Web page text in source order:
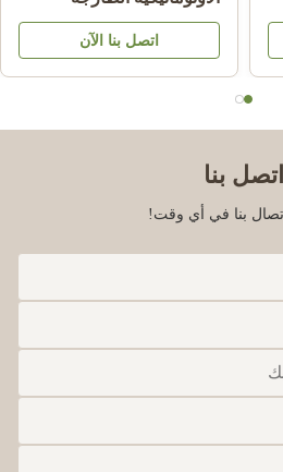
التجارية
اتصل بنا الآن
اتصل بنا
بنا في أي وقت!